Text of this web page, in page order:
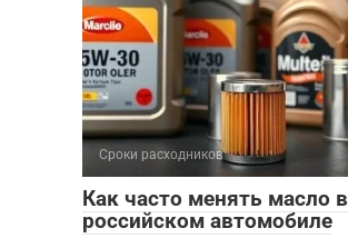
Сроки расходников
Как часто менять масло в
российском автомобиле